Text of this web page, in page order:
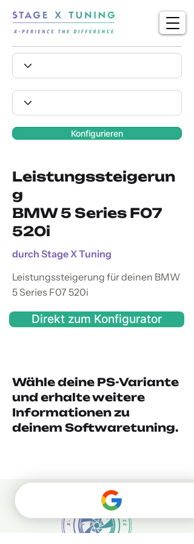
Konfigurieren
Leistungssteigerun
g
BMW 5 Series F07
520i
durch Stage X Tuning
Leistungssteigerung für deinen BMW
5 Series F07 520i
Direkt zum Konfigurator
Wähle deine PS-Variante
und erhalte weitere
Informationen zu
deinem Softwaretuning.